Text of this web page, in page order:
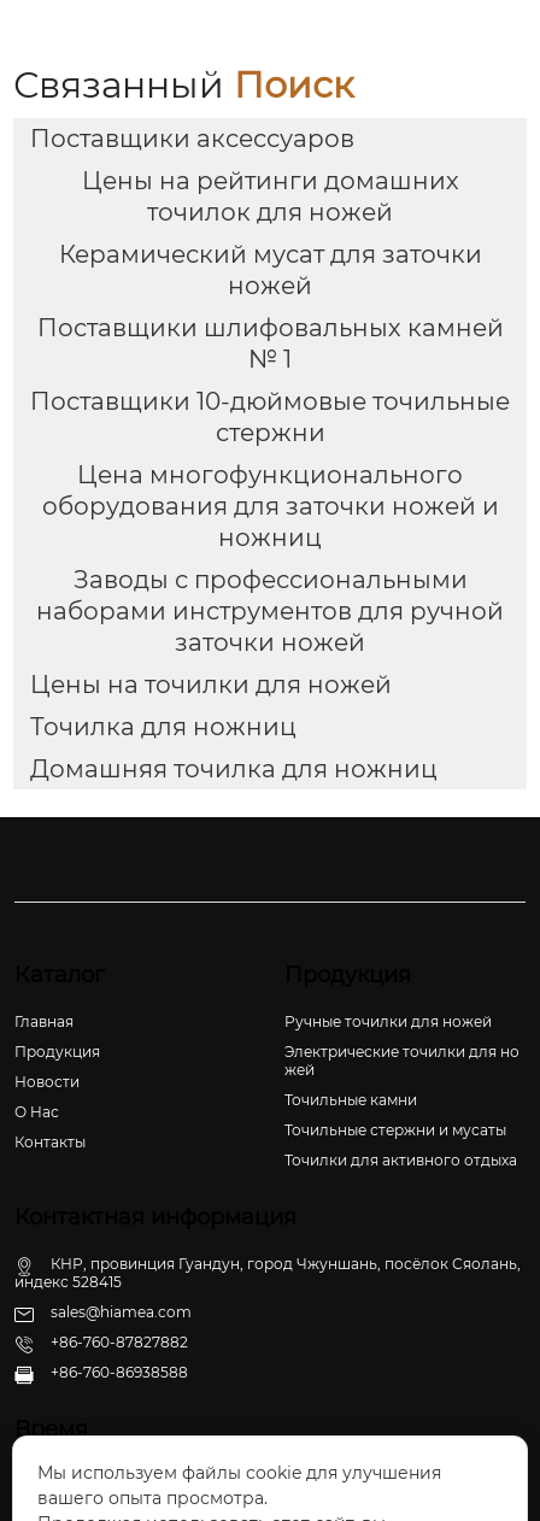
Связанный Поиск
Поставщики аксессуаров
Цены на рейтинги домашних
точилок для ножей
Керамический мусат для заточки
ножей
Поставщики шлифовальных камней
№ 1
Поставщики 10-дюймовые точильные
стержни
Цена многофункционального
оборудования для заточки ножей и
ножниц
Заводы с профессиональными
наборами инструментов для ручной
заточки ножей
Цены на точилки для ножей
Точилка для ножниц
Домашняя точилка для ножниц
Главная
Продукция
Новости
О Hас
Контакты
Ручные точилки для ножей
Электрические точилки для но
жей
Точильные камни
Точильные стержни и мусаты
Точилки для активного отдыха
КНР, провинция Гуандун, город Чжуншань, посёлок Сяолань,
индекс 528415
sales@hiamea.com
+86-760-87827882
 +86-760-86938588
Время
Пн - Пт: 09:30 - 22:00
Сб - Вс: 10:00 - 22:30
Мы используем файлы cookie для улучшения
вашего опыта просмотра.